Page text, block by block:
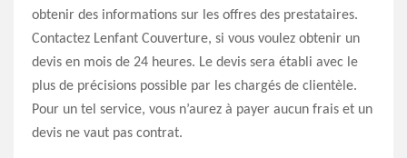
obtenir des informations sur les offres des prestataires.
Contactez Lenfant Couverture, si vous voulez obtenir un
devis en mois de 24 heures. Le devis sera établi avec le
plus de précisions possible par les chargés de clientèle.
Pour un tel service, vous n’aurez à payer aucun frais et un
devis ne vaut pas contrat.